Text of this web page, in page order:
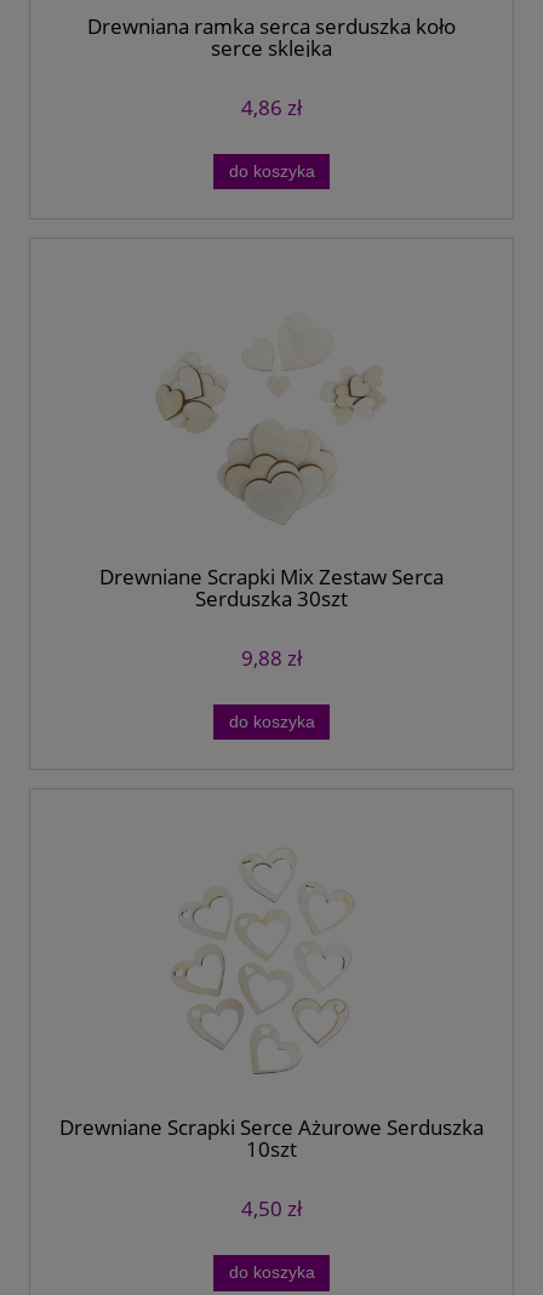
Drewniana ramka serca serduszka koło
serce sklejka
4,86 zł
do koszyka
Drewniane Scrapki Mix Zestaw Serca
Serduszka 30szt
9,88 zł
do koszyka
Drewniane Scrapki Serce Ażurowe Serduszka
10szt
4,50 zł
do koszyka